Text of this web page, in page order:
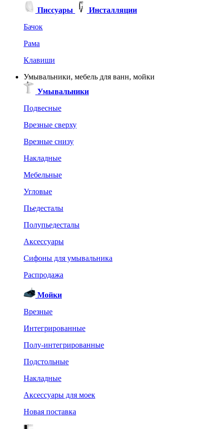
Писсуары
Инсталляции
Бачок
Рама
Клавиши
Умывальники, мебель для ванн, мойки
Умывальники
Подвесные
Врезные сверху
Врезные снизу
Накладные
Мебельные
Угловые
Пьедесталы
Полупьедесталы
Аксессуары
Сифоны для умывальника
Распродажа
Мойки
Врезные
Интегрированные
Полу-интегрированные
Подстольные
Накладные
Аксессуары для моек
Новая поставка